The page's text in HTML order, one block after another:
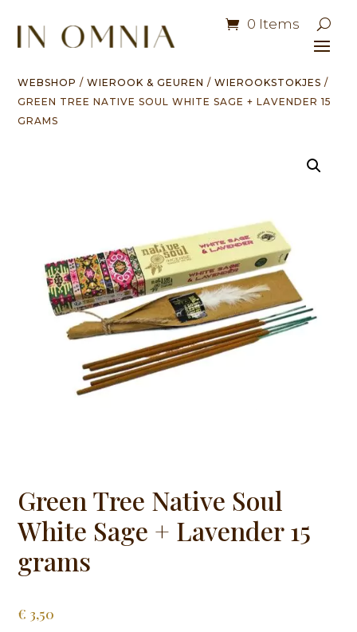
0 Items
WEBSHOP /WIEROOK & GEUREN /WIEROOKSTOKJES /
GREEN TREE NATIVE SOUL WHITE SAGE + LAVENDER 15
GRAMS
Green Tree Native Soul
White Sage + Lavender 15
grams
€ 3,50